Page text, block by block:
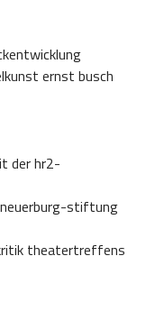
ernst busch
der hr2-
stiftung
theatertreffens